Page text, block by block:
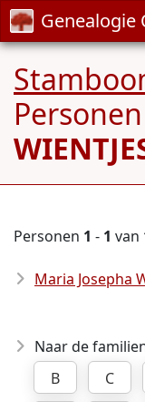
Genealogie
Personen 1 - 1 van
Maria Josepha
Naar de
B
C